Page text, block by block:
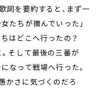
詞を要約すると、まず一
たちが摘んでいった」
ちはどこへ行ったの？
そして最後の三番が
なって戦場へ行った。
かさに気づくのだろ